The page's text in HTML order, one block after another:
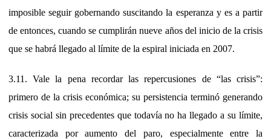
imposible seguir gobernando suscitando la esperanza y es a partir
de entonces, cuando se cumplirán nueve años del inicio de la crisis
que se habrá llegado al límite de la espiral iniciada en 2007.
3.11. Vale la pena recordar las repercusiones de “las crisis”:
primero de la crisis económica; su persistencia terminó generando
crisis social sin precedentes que todavía no ha llegado a su límite,
caracterizada por aumento del paro, especialmente entre la